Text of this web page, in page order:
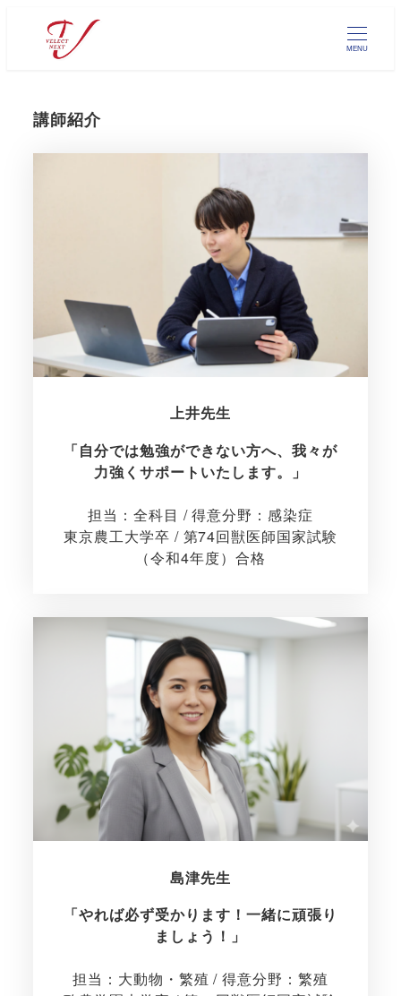
MENU
講師紹介
上井先生
「自分では勉強ができない方へ、我々が
力強くサポートいたします。」
担当：全科目 / 得意分野：感染症
東京農工大学卒 / 第74回獣医師国家試験
（令和4年度）合格
島津先生
「やれば必ず受かります！一緒に頑張り
ましょう！」
担当：大動物・繁殖 / 得意分野：繁殖